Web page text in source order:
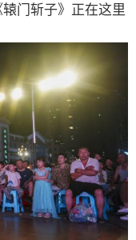
门斩子》正在这里